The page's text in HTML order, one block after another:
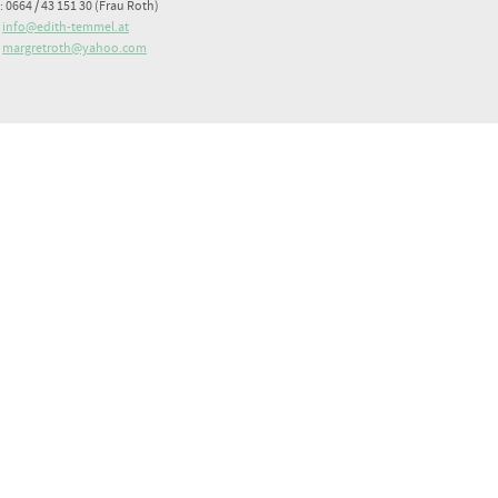
0664 / 43 151 30 (Frau Roth)
info@edith-temmel.at
margretroth@yahoo.com